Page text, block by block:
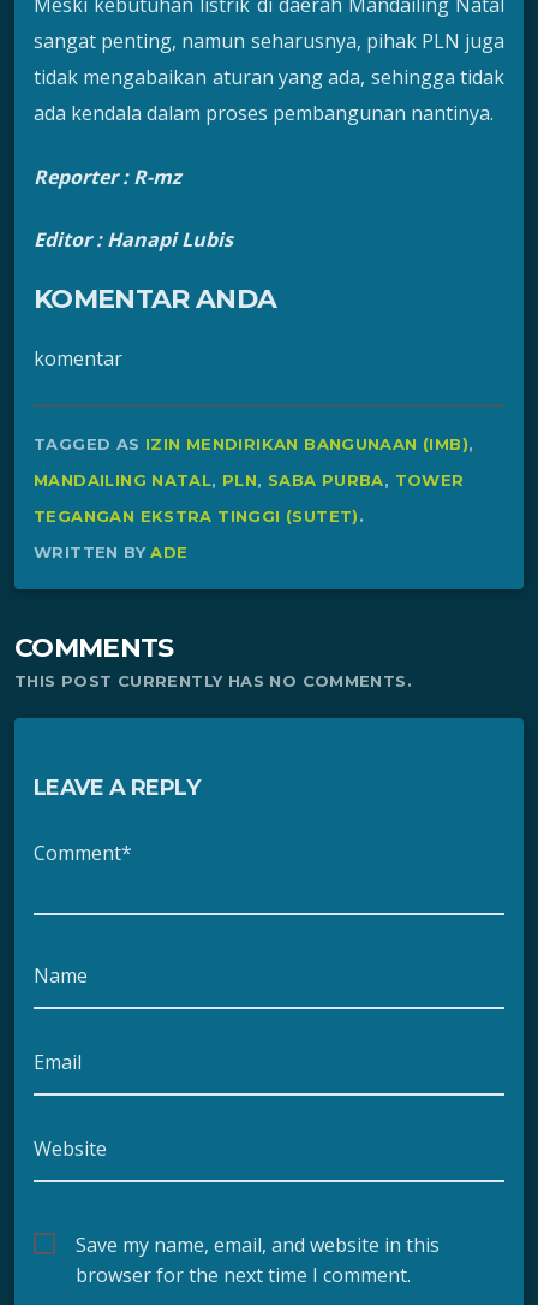
sangat penting, namun seharusnya, pihak PLN juga
tidak mengabaikan aturan yang ada, sehingga tidak
ada kendala dalam proses pembangunan nantinya.
Reporter : R-mz
Editor : Hanapi Lubis
KOMENTAR ANDA
komentar
TAGGED AS IZIN MENDIRIKAN BANGUNAAN (IMB),
MANDAILING NATAL, PLN, SABA PURBA, TOWER
TEGANGAN EKSTRA TINGGI (SUTET).
WRITTEN BYADE
COMMENTS
THIS POST CURRENTLY HAS NO COMMENTS.
LEAVE A REPLY
Comment*
Name
Email
Website
Save my name, email, and website in this
browser for the next time I comment.